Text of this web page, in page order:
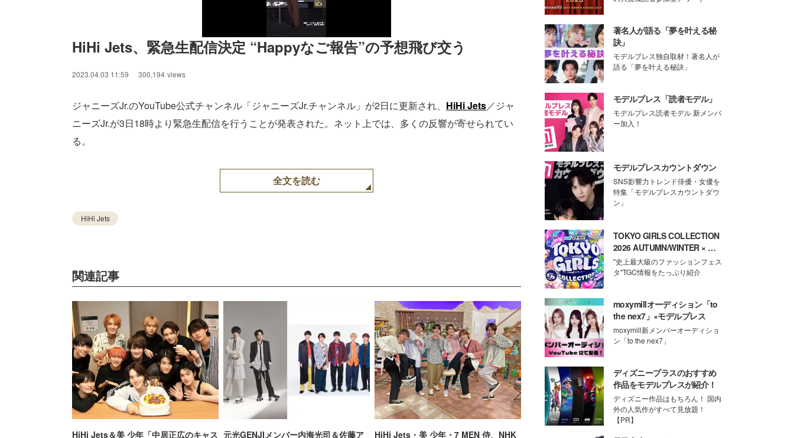
HiHi Jets、緊急生配信決定 “Happyなご報告”の予想飛び交う
2023.04.03 11:59 300,194 views
ジャニーズJr.のYouTube公式チャンネル「ジャニーズJr.チャンネル」が2日に更新され、 HiHi Jets／ジャ
ニーズJr.が3日18時より緊急生配信を行うことが発表された。ネット上では、多くの反響が寄せられてい
る。
全文を読む
HiHi Jets
関連記事
HiHi Jets＆美 少年「中居正広のキャス 元光GENJIメンバー内海光司＆佐藤ア
HiHi Jets・美 少年・7 MEN 侍、NHK
著名人が語る「夢を叶える秘
訣」
モデルプレス独自取材！著名人が
語る「夢を叶える秘訣」
モデルプレス「読者モデル」
モデルプレス読者モデル 新メンバ
ー加入！
モデルプレスカウントダウン
SNS影響力トレンド俳優・女優を
特集「モデルプレスカウントダウ
ン」
TOKYO GIRLS COLLECTION
2026 AUTUMN/WINTER × モ
デルプレス
"史上最大級のファッションフェス
タ"TGC情報をたっぷり紹介
moxymillオーディション「to
the nex7」×モデルプレス
moxymill新メンバーオーディショ
ン「to the nex7」
ディズニープラスのおすすめ
作品をモデルプレスが紹介！
ディズニー作品はもちろん！ 国内
外の人気作がすべて見放題！
【PR】